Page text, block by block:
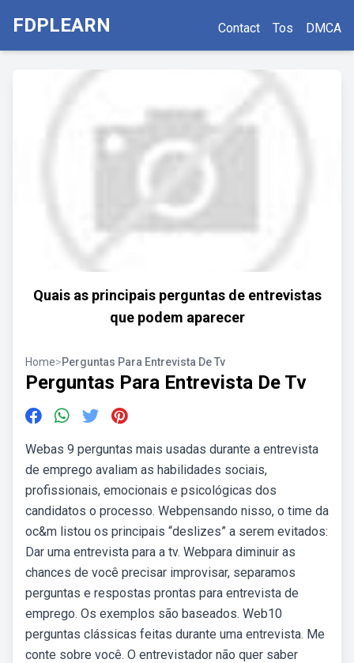
FDPLEARN Contact Tos DMCA
Quais as principais perguntas de entrevistas
que podem aparecer
Home>Perguntas Para Entrevista De Tv
Perguntas Para Entrevista De Tv
Webas 9 perguntas mais usadas durante a entrevista
de emprego avaliam as habilidades sociais,
profissionais, emocionais e psicológicas dos
candidatos o processo. Webpensando nisso, o time da
oc&m listou os principais “deslizes” a serem evitados:
Dar uma entrevista para a tv. Webpara diminuir as
chances de você precisar improvisar, separamos
perguntas e respostas prontas para entrevista de
emprego. Os exemplos são baseados. Web10
perguntas clássicas feitas durante uma entrevista. Me
conte sobre você. O entrevistador não quer saber